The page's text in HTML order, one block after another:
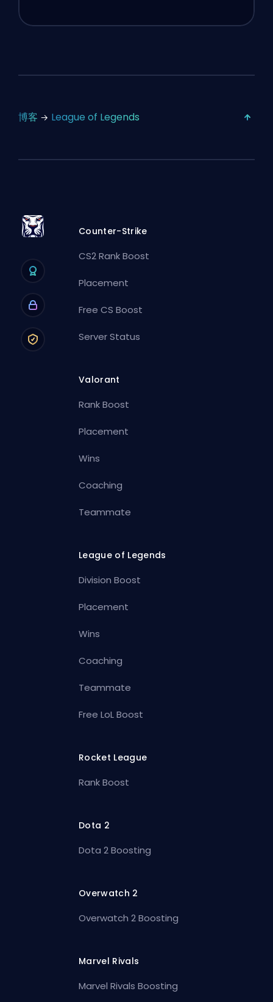
博客 League of Legends
Counter-Strike
CS2 Rank Boost
Placement
Free CS Boost
Server Status
Valorant
Rank Boost
Placement
Wins
Coaching
Teammate
League of Legends
Division Boost
Placement
Wins
Coaching
Teammate
Free LoL Boost
Rocket League
Rank Boost
Dota 2
Dota 2 Boosting
Overwatch 2
Overwatch 2 Boosting
Marvel Rivals
Marvel Rivals Boosting